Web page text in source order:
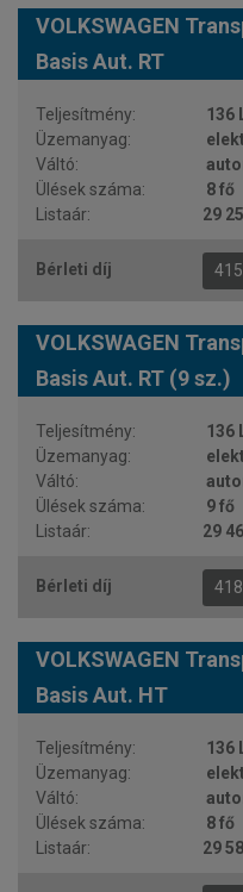
VOLKSWAGEN
Basis Aut. RT
136
8 fő
29
VOLKSWAGEN
Basis Aut. RT (9 sz.)
136
9 fő
29
VOLKSWAGEN
Basis Aut. HT
136
8 fő
29